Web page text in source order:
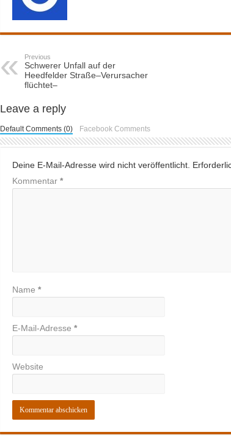
Previous
Schwerer Unfall auf der
Heedfelder Straße–Verursacher
flüchtet–
Leave a reply
Default Comments (0) Facebook Comments
Deine E-Mail-Adresse wird nicht veröffentlicht.
Kommentar *
Name *
E-Mail-Adresse *
Website